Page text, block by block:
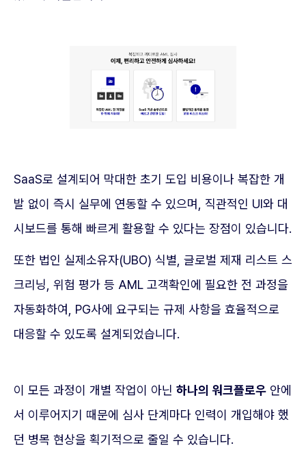
SaaS로 설계되어 막대한 초기 도입 비용이나 복잡한 개
발 없이 즉시 실무에 연동할 수 있으며, 직관적인 UI와 대
시보드를 통해 빠르게 활용할 수 있다는 장점이 있습니다.
또한 법인 실제소유자(UBO) 식별, 글로벌 제재 리스트 스
크리닝, 위험 평가 등 AML 고객확인에 필요한 전 과정을
자동화하여, PG사에 요구되는 규제 사항을 효율적으로
대응할 수 있도록 설계되었습니다.
이 모든 과정이 개별 작업이 아닌 하나의 워크플로우 안에
서 이루어지기 때문에 심사 단계마다 인력이 개입해야 했
던 병목 현상을 획기적으로 줄일 수 있습니다.